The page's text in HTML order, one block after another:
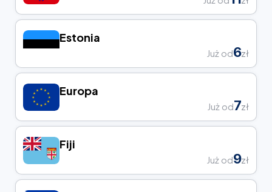
Estonia
Już od6zł
Europa
Już od7zł
Fiji
Już od9zł